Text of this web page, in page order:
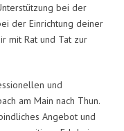
bei der
der Einrichtung deiner
mit Rat und Tat zur
und
am Main nach Thun.
Angebot und